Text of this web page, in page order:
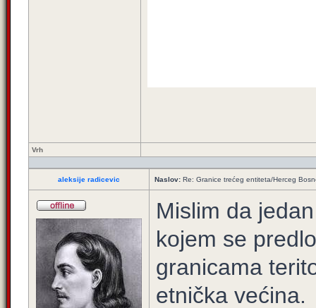
Vrh
aleksije radicevic Naslov: Re: Granice trećeg entiteta/Herceg
Mislim da
kojem se
granicama
etnička većina.